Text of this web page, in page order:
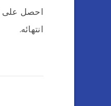
احصل على
انتهائه.